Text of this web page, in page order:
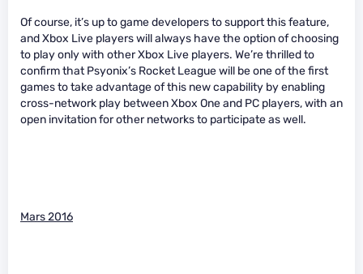
Of course, it’s up to game developers to support this feature,
and Xbox Live players will always have the option of choosing
to play only with other Xbox Live players. We’re thrilled to
confirm that Psyonix’s Rocket League will be one of the first
games to take advantage of this new capability by enabling
cross-network play between Xbox One and PC players, with an
open invitation for other networks to participate as well.
Mars 2016